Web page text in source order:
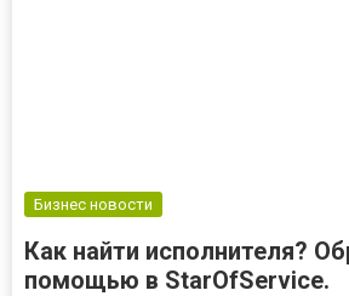
Бизнес новости
Как найти исполнителя?
помощью в StarOfService.